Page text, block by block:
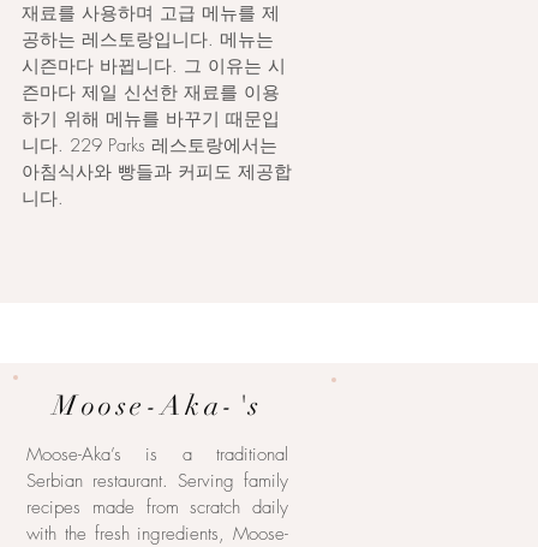
재료를 사용하며 고급 메뉴를 제
공하는 레스토랑입니다. 메뉴는
시즌마다 바뀝니다. 그 이유는 시
즌마다 제일 신선한 재료를 이용
하기 위해 메뉴를 바꾸기 때문입
니다. 229 Parks 레스토랑에서는
아침식사와 빵들과 커피도 제공합
니다.
Moose-Aka-'s
Moose-Aka’s is a traditional
Serbian restaurant. Serving family
recipes made from scratch daily
with the fresh ingredients, Moose-